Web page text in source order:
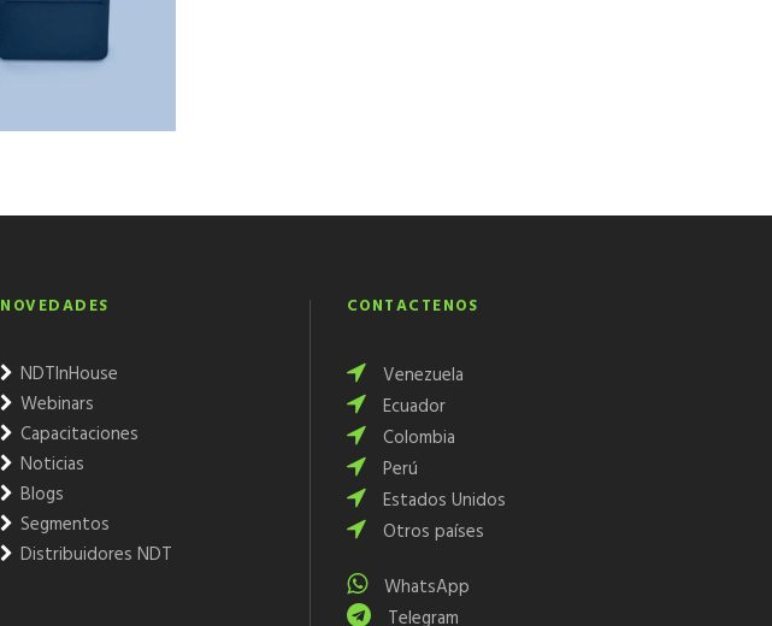
NOVEDADES
NDTInHouse
Webinars
Capacitaciones
Noticias
Blogs
Segmentos
Distribuidores NDT
CONTÁCTENOS
Venezuela
Ecuador
Colombia
Perú
Estados Unidos
Otros países
WhatsApp
Telegram